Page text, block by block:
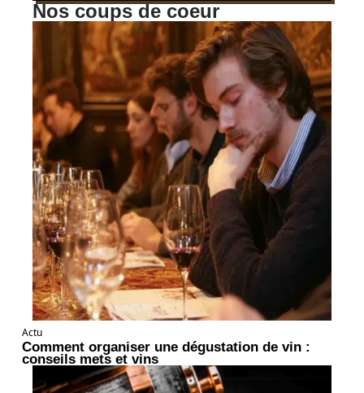
Nos coups de coeur
Actu
Comment organiser une dégustation de vin :
conseils mets et vins